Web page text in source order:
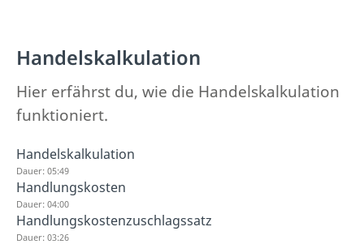
Handelskalkulation
Hier erfährst du, wie die Handelskalkulation
funktioniert.
Handelskalkulation
Dauer: 05:49
Handlungskosten
Dauer: 04:00
Handlungskostenzuschlagssatz
Dauer: 03:26